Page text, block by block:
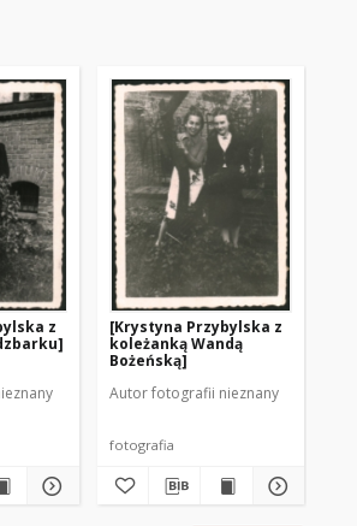
z
[Krystyna Przybylska z
koleżanką Wandą
Bożeńską]
Autor fotografii nieznany
fotografia